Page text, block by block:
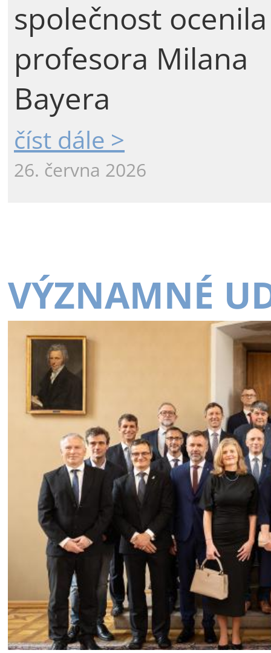
společnost ocenila
profesora Milana
Bayera
číst dále >
26. června 2026
VÝZNAMNÉ